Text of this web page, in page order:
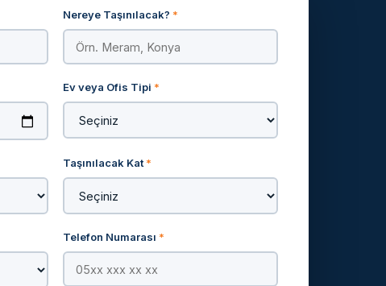
Nereye Taşınılacak? *
Ev veya Ofis Tipi *
Taşınılacak Kat*
Telefon Numarası *